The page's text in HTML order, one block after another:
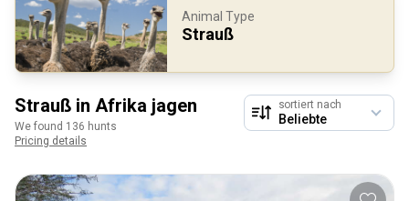
Animal Type
Strauß
Strauß in Afrika jagen
We found 136 hunts
Pricing details
sortiert nach